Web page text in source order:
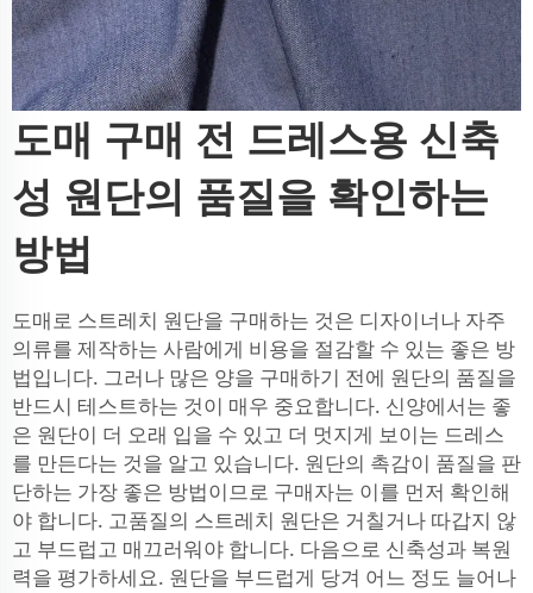
도매 구매 전 드레스용 신축
성 원단의 품질을 확인하는
방법
도매로 스트레치 원단을 구매하는 것은 디자이너나 자주
의류를 제작하는 사람에게 비용을 절감할 수 있는 좋은 방
법입니다. 그러나 많은 양을 구매하기 전에 원단의 품질을
반드시 테스트하는 것이 매우 중요합니다. 신양에서는 좋
은 원단이 더 오래 입을 수 있고 더 멋지게 보이는 드레스
를 만든다는 것을 알고 있습니다. 원단의 촉감이 품질을 판
단하는 가장 좋은 방법이므로 구매자는 이를 먼저 확인해
야 합니다. 고품질의 스트레치 원단은 거칠거나 따갑지 않
고 부드럽고 매끄러워야 합니다. 다음으로 신축성과 복원
력을 평가하세요. 원단을 부드럽게 당겨 어느 정도 늘어나